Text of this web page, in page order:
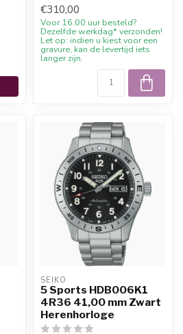
welkomstkorting bij Juwe...
€310,00
Voor 16.00 uur besteld?
Dezelfde werkdag* verzonden!
Let op: indien u kiest voor een
gravure, kan de levertijd iets
langer zijn.
SEIKO
5 Sports HDB006K1
4R36 41,00 mm Zwart
Herenhorloge